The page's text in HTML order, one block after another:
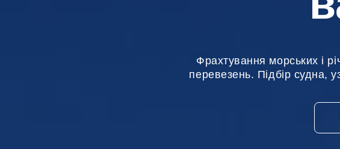
Фрахтування морських і
перевезень. Підбір судна,